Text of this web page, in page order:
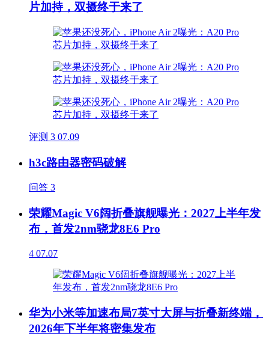
片加持，双摄终于来了
评测 3 07.09
h3c路由器密码破解
问答 3
荣耀Magic V6阔折叠旗舰曝光：2027上半年发
布，首发2nm骁龙8E6 Pro
4 07.07
华为小米等加速布局7英寸大屏与折叠新终端，
2026年下半年将密集发布